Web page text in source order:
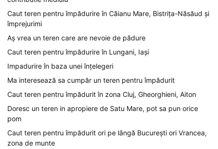
Caut teren pentru împădurire în Căianu Mare, Bistrița-Năsăud și
împrejurimi
Aș vrea un teren care are nevoie de pădure
Caut teren pentru împădurire în Lungani, Iași
Impadurire în baza unei înțelegeri
Ma interesează sa cumpăr un teren pentru împădurit
Caut teren pentru împădurit în zona Cluj, Gheorghieni, Aiton
Doresc un teren in apropiere de Satu Mare, pot sa pun orice
pom
Caut teren pentru împădurit ori pe lângă București ori Vrancea,
zona de munte